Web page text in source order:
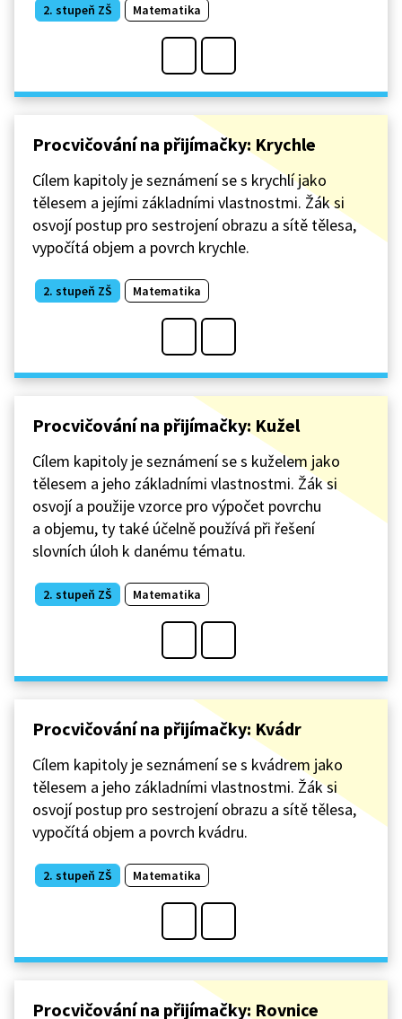
2. stupeň ZŠ Matematika
Procvičování na přijímačky: Krychle
Cílem kapitoly je seznámení se s krychlí jako
tělesem a jejími základními vlastnostmi. Žák si
osvojí postup pro sestrojení obrazu a sítě tělesa,
vypočítá objem a povrch krychle.
2. stupeň ZŠ Matematika
Procvičování na přijímačky: Kužel
Cílem kapitoly je seznámení se s kuželem jako
tělesem a jeho základními vlastnostmi. Žák si
osvojí a použije vzorce pro výpočet povrchu
a objemu, ty také účelně používá při řešení
slovních úloh k danému tématu.
2. stupeň ZŠ Matematika
Procvičování na přijímačky: Kvádr
Cílem kapitoly je seznámení se s kvádrem jako
tělesem a jeho základními vlastnostmi. Žák si
osvojí postup pro sestrojení obrazu a sítě tělesa,
vypočítá objem a povrch kvádru.
2. stupeň ZŠ Matematika
Procvičování na přijímačky: Rovnice